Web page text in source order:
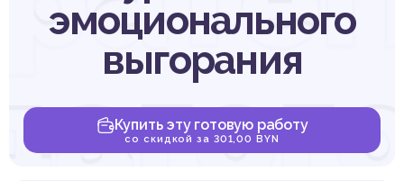
эмоционального
выгорания
Купить эту готовую работу
со скидкой за 301,00 BYN